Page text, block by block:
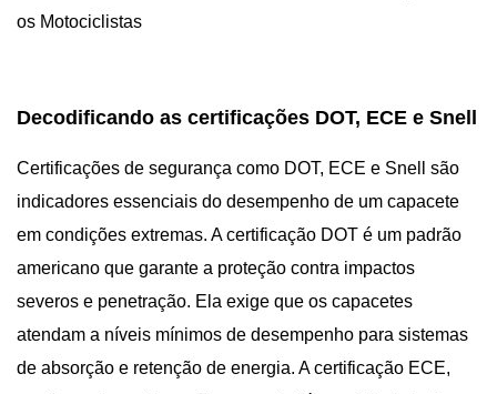
os Motociclistas
Decodificando as certificações DOT, ECE e Snell
Certificações de segurança como DOT, ECE e Snell são
indicadores essenciais do desempenho de um capacete
em condições extremas. A certificação DOT é um padrão
americano que garante a proteção contra impactos
severos e penetração. Ela exige que os capacetes
atendam a níveis mínimos de desempenho para sistemas
de absorção e retenção de energia. A certificação ECE,